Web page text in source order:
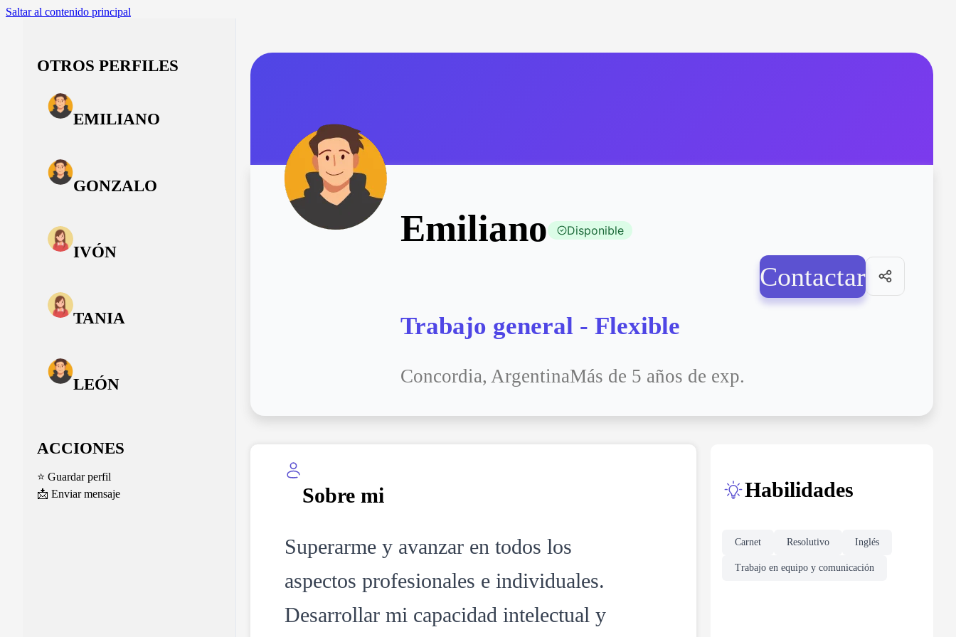
Saltar al contenido principal
OTROS PERFILES
EMILIANO
GONZALO
IVÓN
TANIA
LEÓN
ACCIONES
⭐ Guardar perfil
📩 Enviar mensaje
Emiliano Disponible
Trabajo general - Flexible
Concordia, ArgentinaMás de 5 años de exp.
Contactar
Sobre mi
Superarme y avanzar en todos los
aspectos profesionales e individuales.
Desarrollar mi capacidad intelectual y
Habilidades
Carnet Resolutivo Inglés
Trabajo en equipo y comunicación